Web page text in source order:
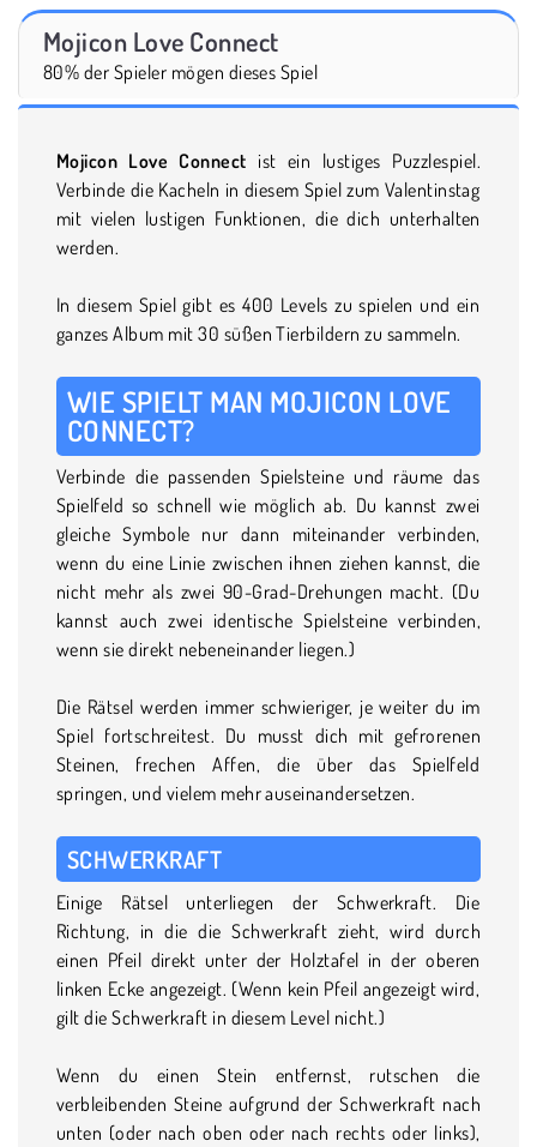
Mojicon Love Connect
80% der Spieler mögen dieses Spiel
Mojicon Love Connect ist ein lustiges Puzzlespiel.
Verbinde die Kacheln in diesem Spiel zum Valentinstag
mit vielen lustigen Funktionen, die dich unterhalten
werden.
In diesem Spiel gibt es 400 Levels zu spielen und ein
ganzes Album mit 30 süßen Tierbildern zu sammeln.
WIE SPIELT MAN MOJICON LOVE
CONNECT?
Verbinde die passenden Spielsteine und räume das
Spielfeld so schnell wie möglich ab. Du kannst zwei
gleiche Symbole nur dann miteinander verbinden,
wenn du eine Linie zwischen ihnen ziehen kannst, die
nicht mehr als zwei 90-Grad-Drehungen macht. (Du
kannst auch zwei identische Spielsteine verbinden,
wenn sie direkt nebeneinander liegen.)
Die Rätsel werden immer schwieriger, je weiter du im
Spiel fortschreitest. Du musst dich mit gefrorenen
Steinen, frechen Affen, die über das Spielfeld
springen, und vielem mehr auseinandersetzen.
SCHWERKRAFT
Einige Rätsel unterliegen der Schwerkraft. Die
Richtung, in die die Schwerkraft zieht, wird durch
einen Pfeil direkt unter der Holztafel in der oberen
linken Ecke angezeigt. (Wenn kein Pfeil angezeigt wird,
gilt die Schwerkraft in diesem Level nicht.)
Wenn du einen Stein entfernst, rutschen die
verbleibenden Steine aufgrund der Schwerkraft nach
unten (oder nach oben oder nach rechts oder links),